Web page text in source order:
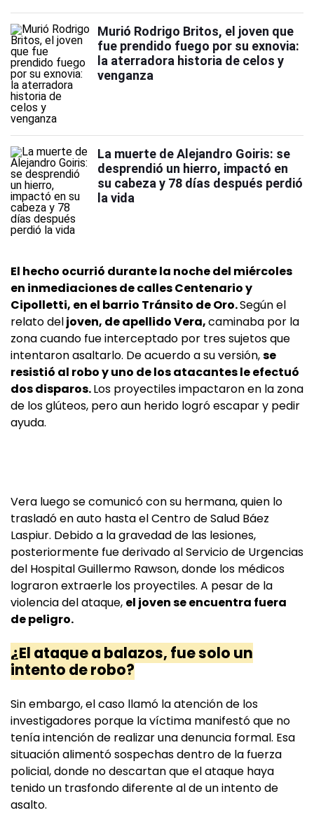
Murió Rodrigo Britos, el joven que
fue prendido fuego por su exnovia:
la aterradora historia de celos y
venganza
La muerte de Alejandro Goiris: se
desprendió un hierro, impactó en
su cabeza y 78 días después perdió
la vida
El hecho ocurrió durante la noche del miércoles
en inmediaciones de calles Centenario y
Cipolletti, en el barrio Tránsito de Oro.Según el
relato deljoven, de apellido Vera,caminaba por la
zona cuando fue interceptado por tres sujetos que
intentaron asaltarlo. De acuerdo a su versión,se
resistió al robo y uno de los atacantes le efectuó
dos disparos.Los proyectiles impactaron en la zona
de los glúteos, pero aun herido logró escapar y pedir
ayuda.
Vera luego se comunicó con su hermana, quien lo
trasladó en auto hasta el Centro de Salud Báez
Laspiur. Debido a la gravedad de las lesiones,
posteriormente fue derivado al Servicio de Urgencias
del Hospital Guillermo Rawson, donde los médicos
lograron extraerle los proyectiles. A pesar de la
violencia del ataque, el joven se encuentra fuera
de peligro.
¿El ataque a balazos, fue solo un
intento de robo?
Sin embargo, el caso llamó la atención de los
investigadores porque la víctima manifestó que no
tenía intención de realizar una denuncia formal. Esa
situación alimentó sospechas dentro de la fuerza
policial, donde no descartan que el ataque haya
tenido un trasfondo diferente al de un intento de
asalto.